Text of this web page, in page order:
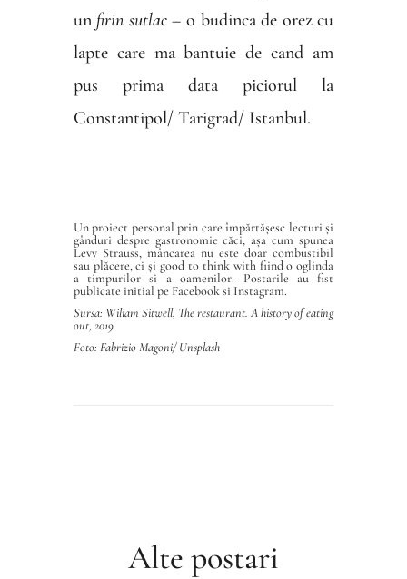
un firin sutlac– o budinca de orez cu
lapte care ma bantuie de cand am
pus prima data piciorul la
Constantipol/ Tarigrad/ Istanbul.
Un proiect personal prin care împărtășesc lecturi și
gânduri despre gastronomie căci, așa cum spunea
Levy Strauss, mâncarea nu este doar combustibil
sau plăcere, ci și good to think with fiind o oglinda
a timpurilor si a oamenilor. Postarile au fist
publicate initial pe Facebook si Instagram.
Sursa: Wiliam Sitwell, The restaurant. A history of eating
out, 2019
Foto: Fabrizio Magoni/Unsplash
Alte postari